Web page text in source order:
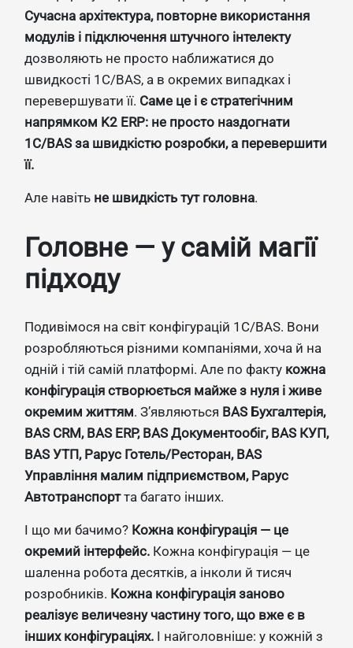
Сучасна архітектура, повторне використання
модулів і підключення штучного інтелекту
дозволяють не просто наближатися до
швидкості 1С/BAS, а в окремих випадках і
перевершувати її. Саме це і є стратегічним
напрямком K2 ERP: не просто наздогнати
1С/BAS за швидкістю розробки, а перевершити
її.
Але навіть не швидкість тут головна.
Головне — у самій магії
підходу
Подивімося на світ конфігурацій 1С/BAS. Вони
розробляються різними компаніями, хоча й на
одній і тій самій платформі. Але по факту кожна
конфігурація створюється майже з нуля і живе
окремим життям. З’являються BAS Бухгалтерія,
BAS CRM, BAS ERP, BAS Документообіг, BAS КУП,
BAS УТП, Рарус Готель/Ресторан, BAS
Управління малим підприємством, Рарус
Автотранспортта багато інших.
І що ми бачимо? Кожна конфігурація — це
окремий інтерфейс. Кожна конфігурація — це
шаленна робота десятків, а інколи й тисяч
розробників. Кожна конфігурація заново
реалізує величезну частину того, що вже є в
інших конфігураціях. І найголовніше: у кожній з